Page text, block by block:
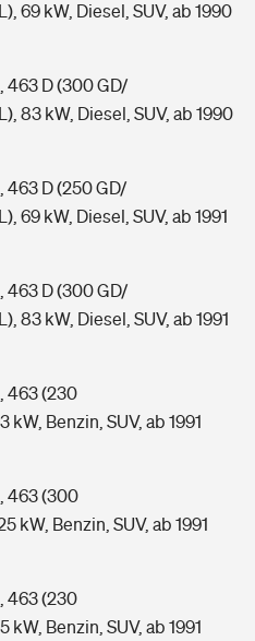
69 kW, Diesel, SUV, ab 1990
463 D (300 GD/
83 kW, Diesel, SUV, ab 1990
463 D (250 GD/
69 kW, Diesel, SUV, ab 1991
463 D (300 GD/
83 kW, Diesel, SUV, ab 1991
463 (230
Benzin, SUV, ab 1991
463 (300
kW, Benzin, SUV, ab 1991
463 (230
Benzin, SUV, ab 1991